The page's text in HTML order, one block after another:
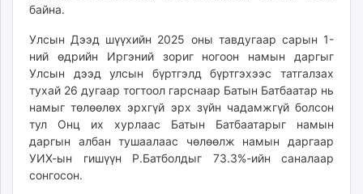
байна.
Улсын Дээд шүүхийн 2025 оны тавдугаар сарын 1-
ний өдрийн Иргэний зориг ногоон намын даргыг
Улсын дээд улсын бүртгэлд бүртгэхээс татгалзах
тухай 26 дугаар тогтоол гарснаар Батын Батбаатар нь
намыг төлөөлөх эрхгүй эрх зүйн чадамжгүй болсон
тул Онц их хурлаас Батын Батбаатарыг намын
даргын албан тушаалаас чөлөөлж намын даргаар
УИХ-ын гишүүн Р.Батболдыг 73.3%-ийн саналаар
сонгосон.